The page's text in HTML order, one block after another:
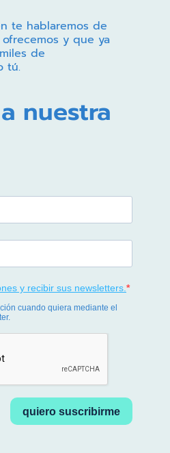
te hablaremos de
y que ya
de
tú.
nuestra